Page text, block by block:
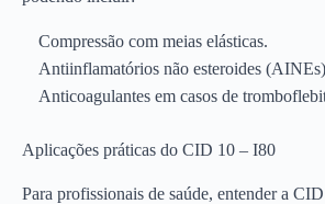
Compressão com meias elásticas.
Antiinflamatórios não esteroides
Anticoagulantes em casos de
Aplicações práticas do CID 10 – I80
Para profissionais de saúde, entender a